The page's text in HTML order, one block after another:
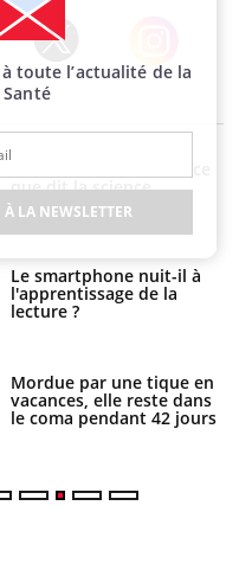
Twitter Instagram
que dit la science
Le smartphone nuit-il à
l'apprentissage de la
lecture ?
Mordue par une tique en
vacances, elle reste dans
le coma pendant 42 jours
toute l’actualité de la
Santé
À LA NEWSLETTER